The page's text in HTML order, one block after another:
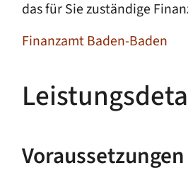
das für Sie zuständige
Finanzamt Baden-Baden
Voraussetzungen